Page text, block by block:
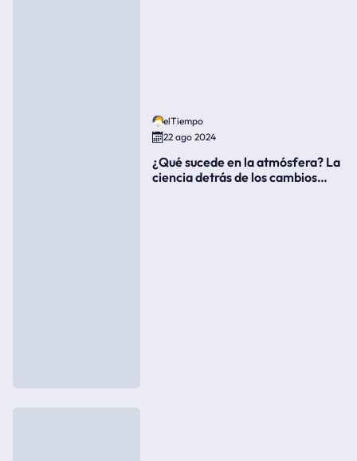
elTiempo
22 ago 2024
¿Qué sucede en la atmósfera? La
ciencia detrás de los cambios